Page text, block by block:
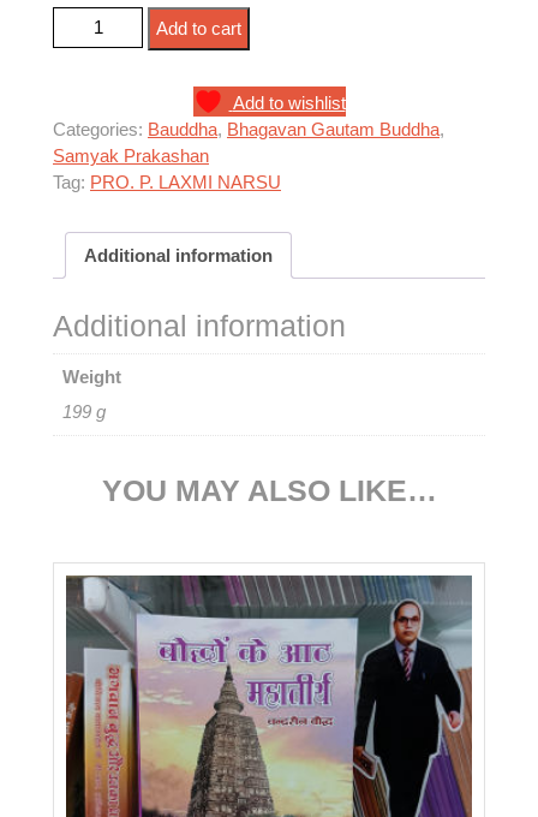
बौद्ध धर्म और जातिवाद quantity
Add to cart
Add to wishlist
Categories: Bauddha, Bhagavan Gautam Buddha,
Samyak Prakashan
Tag: PRO. P. LAXMI NARSU
Additional information
Additional information
Weight
199 g
YOU MAY ALSO LIKE…